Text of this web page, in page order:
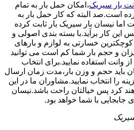
بار سیریک،امکان حمل بار به تمام
است.صد البته که کار حمل بار به
نیسان بار سیریک بار ثابت کرده
این کار برآید.با بسته بندی اصولی و
خسارتی به لوازم و بارهای
و حجم بار شما کم است می توانید
وانت استفاده نمایید.برای انتخاب
باید حجم و وزن بار،مدت زمان ارسال
را انتخاب نمایید.مشاوران ما در این
کرد پس خیالتان راحت باشد.نیسان
جابجایی با شما خواهد بود.